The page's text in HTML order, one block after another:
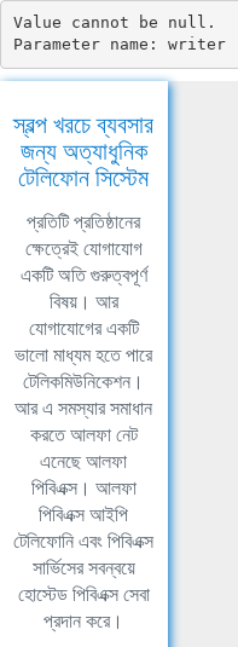
Value cannot be null.
Parameter name: writer
স্বল্প খরচে ব্যবসার
জন্য অত্যাধুনিক
টেলিফোন সিস্টেম
প্রতিটি প্রতিষ্ঠানের
ক্ষেত্রেই যোগাযোগ
একটি অতি গুরুত্বপূর্ণ
বিষয়। আর
যোগাযোগের একটি
ভালো মাধ্যম হতে পারে
টেলিকমিউনিকেশন।
আর এ সমস্যার সমাধান
করতে আলফা নেট
এনেছে আলফা
পিবিএক্স। আলফা
পিবিএক্স আইপি
টেলিফোনি এবং পিবিএক্স
সার্ভিসের সবন্বয়ে
হোস্টেড পিবিএক্স সেবা
প্রদান করে।